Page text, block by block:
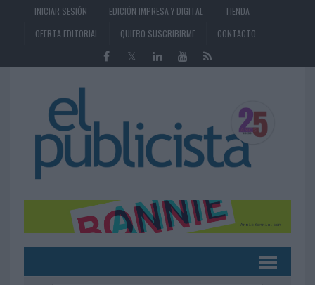
INICIAR SESIÓN EDICIÓN IMPRESA Y DIGITAL
TIENDA
OFERTA EDITORIAL
QUIERO SUSCRIBIRME CONTACTO